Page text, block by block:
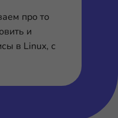
про то
и
в Linux, с